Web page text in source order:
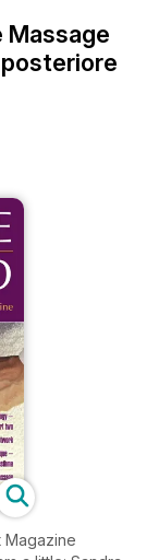
Massage
Magazine